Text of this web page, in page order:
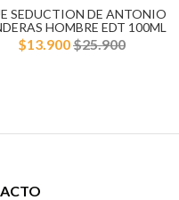
SEDUCTION DE ANTONIO
HOMBRE EDT 100ML
$13.900$25.900